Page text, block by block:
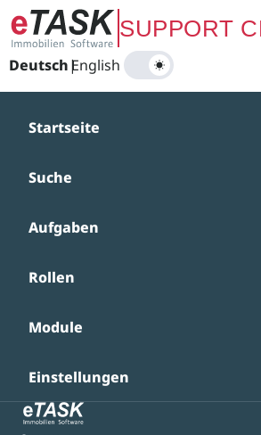
Zum Hauptinhalt springen
SUPPORT
Deutsch|
English
Startseite
Suche
Aufgaben
Rollen
Module
Einstellungen